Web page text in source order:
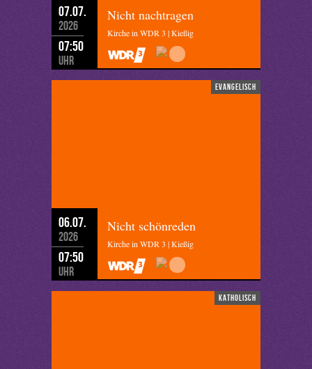
07.07.
2026
07:50
Uhr
Nicht nachtragen
Kirche in WDR 3 | Kießig
evangelisch
06.07.
2026
07:50
Uhr
Nicht schönreden
Kirche in WDR 3 | Kießig
katholisch